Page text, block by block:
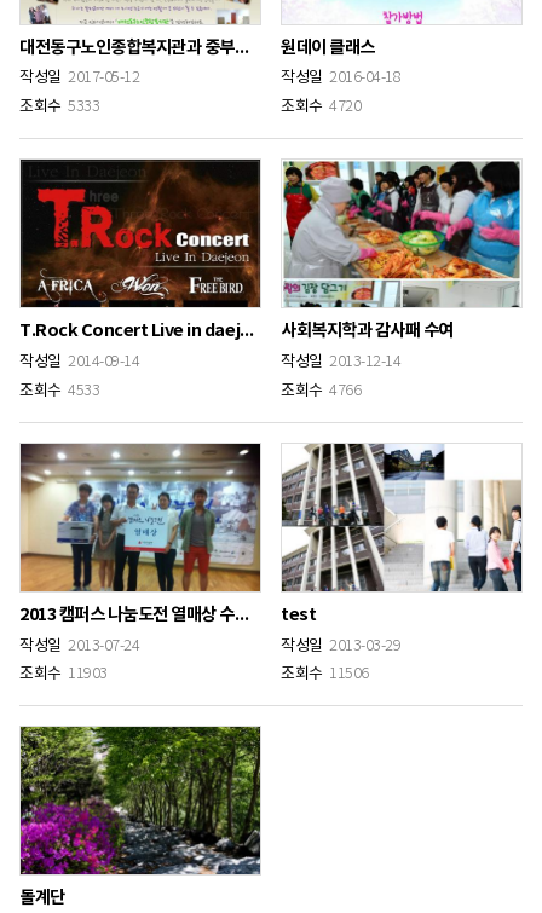
대전동구노인종합복지관과 중부대 사회복지학과와 함께하는 모금행사
작성일 2017-05-12
조회수 5333
원데이 클래스
작성일 2016-04-18
조회수 4720
T.Rock Concert Live in daejeon
작성일 2014-09-14
조회수 4533
사회복지학과 감사패 수여
작성일 2013-12-14
조회수 4766
2013 캠퍼스 나눔도전 열매상 수상 (사회복지학과)
작성일 2013-07-24
조회수 11903
test
작성일 2013-03-29
조회수 11506
돌계단